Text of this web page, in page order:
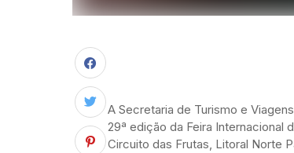
A Secretaria de Turismo e
29ª edição da Feira Internacional
Circuito das Frutas, Litoral Norte